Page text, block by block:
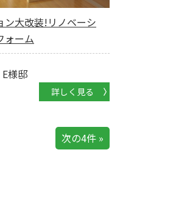
ン大改装!リノベーシ
ォーム
様邸
詳しく見る
次の4件 »